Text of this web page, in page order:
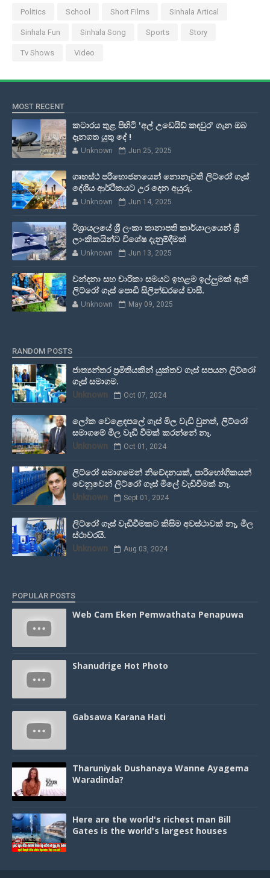
Politics School Short Films Sinhala Artical
Sinhala Fun Sinhala Song Sports Story
Tv Shows Video
MOST RECENT
කටාරය තුළ පිහිටි 'අල් උඩෙයිඩ් කඳවුර' ගැන ඔබ
දැනගත යුතු දේ !
Unknown Jun 25, 2025
ගෘහස්ථ පරිභොජනයෙන් නොනැවතී ලිට්රෝ ගෑස්
දේශීය ආර්ථිකයට උර දෙන අයුරු.
Unknown Jun 14, 2025
ඊශ්‍රායලයේ ශ්‍රී ලංකා තානාපති කාර්යාලයෙන් ශ්‍රී
ලාංකිකයින්ට විශේෂ දැනුම්දීමක්
Unknown Jun 13, 2025
වන්දනා සහ චාරිකා සමයට ඉහළම ඉල්ලුමක් ඇති
ලිට්රෝ ගෑස් පොඩි සිලින්ඩරයේ වාසී.
Unknown May 09, 2025
RANDOM POSTS
ජාත්‍යන්තර ප්‍රමිතියකින් යුක්තව ගෑස් සපයන ලිට්රෝ
ගෑස් සමාගම.
Unknown Oct 07, 2024
ලෝක වෙළෙඳපලේ ගෑස් මිල වැඩි වුනත්, ලිට්රෝ
සමාගමේ මිල වැඩි වීමක් කරන්නේ නෑ.
Unknown Oct 01, 2024
ලිට්රෝ සමාගමෙන් නිවේදනයක්, පාරිභෝගිකයන්
වෙනුවෙන් ලිට්රෝ ගෑස් මිලේ වැඩිවීමක් නෑ.
Unknown Sept 01, 2024
ලිට්රෝ ගෑස් වැඩිවීමකට කිසිම අවස්ථාවක් නෑ, මිල
ස්ථාවරයි.
Unknown Aug 03, 2024
POPULAR POSTS
Web Cam Eken Pemwathata Penapuwa
Shanudrige Hot Photo
Gabsawa Karana Hati
Tharuniyak Dushanaya Wanne Ayagema
Waradinda?
Here are the world's richest man Bill
Gates is the world's largest houses